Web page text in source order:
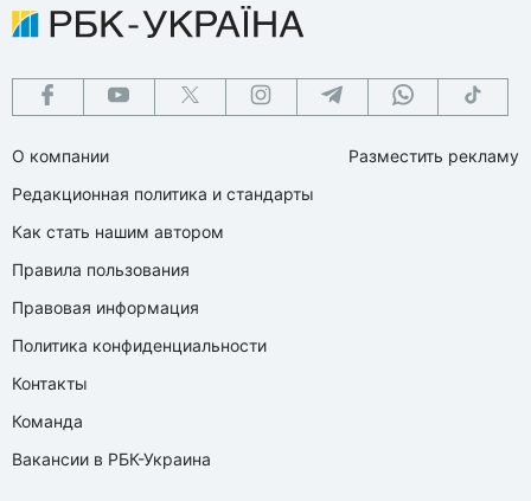
О компании
Редакционная политика и стандарты
Как стать нашим автором
Правила пользования
Правовая информация
Политика конфиденциальности
Контакты
Команда
Вакансии в РБК-Украина
Разместить рекламу